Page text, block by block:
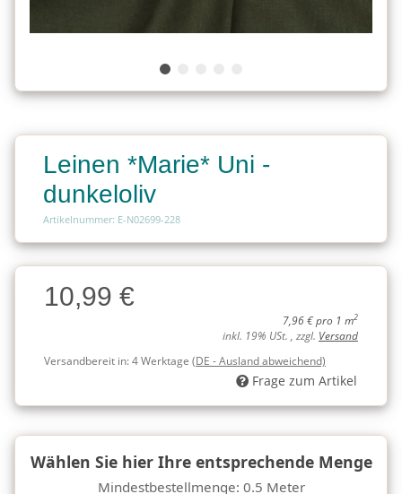
Leinen *Marie* Uni -
dunkeloliv
Artikelnummer: E-N02699-228
Charge
Charge10,99 €
7,96 € pro 1 m2
inkl. 19% USt. , zzgl. Versand
Versandbereit in:4 Werktage (DE - Ausland abweichend)
Frage zum Artikel
Wählen Sie hier Ihre entsprechende Menge
Mindestbestellmenge: 0.5 Meter